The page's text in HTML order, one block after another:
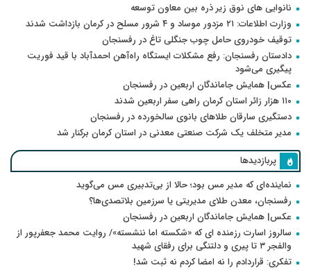
نانوایی های نوق زیر ذره بین معاون توسعه
وزارت اطلاعات: ۲۱ مزدور موساد و ۴ شرور مسلح در کرمان بازداشت شدند
توقیف خودروی حامل چوب جنگلی تاغ در رفسنجان
دادستان رفسنجان: رفع مشکلات ایستگاه راه‌آهن احمدآباد با قید فوریت
پیگیری می‌شود
عکس| همایش جاماندگان اربعین در رفسنجان
۱۱۰ هزار زائر استان کرمان راهی سفر اربعین شدند
دستگیری سارقان طلاهای بانوی سالخورده در رفسنجان
مدیر متخلف یک شرکت صنعتی معدنی در استان کرمان برکنار شد
پربازدیدها
نماینده‌ای که مدیر مس بود؛ حالا از بی‌تدبیری مس می‌گوید
رفسنجان، معدن طلای مدیریتی یا سرزمین بلاتصدی‌ها؟
عکس| همایش جاماندگان اربعین در رفسنجان
سالروز اسارت رزمنده ای که «شکسته اما ننشسته»/ روایت محمد جعفرپور از
والفجر ۳ تا پیری و دلتنگی برای رفقای شهید
تفکری: قراردادم را نه امضا کردم نه ثبت شد!